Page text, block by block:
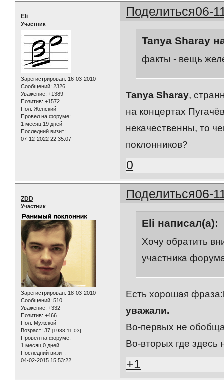
Поделиться06-
Eli
Участник
Зарегистрирован: 16-03-2010
Сообщений: 2326
Уважение: +1389
Позитив: +1572
Пол: Женский
Провел на форуме:
1 месяц 19 дней
Последний визит:
07-12-2022 22:35:07
Tanya Sharay
факты - вещь
Tanya Sharay,
на концертах
некачественны, то
поклонников?
0
Поделиться06-
ZDD
Участник
Зарегистрирован: 18-03-2010
Сообщений: 510
Уважение: +332
Позитив: +466
Пол: Мужской
Возраст: 37 [1988-11-03]
Провел на форуме:
1 месяц 0 дней
Последний визит:
04-02-2015 15:53:22
Eli написал(а):
Хочу обратить
участника
Есть хорошая фраза:
уважали.
Во-первых не
Во-вторых где
+1